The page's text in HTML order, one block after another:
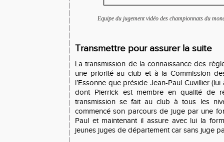
Equipe du jugement vidéo des championnats du
Transmettre pour assurer la suite
La transmission de la connaissance des
une priorité au club et à la Commission
l’Essonne que préside Jean-Paul Cuvillier
dont Pierrick est membre en qualité de
transmission se fait au club à tous les
commencé son parcours de juge par une
Paul et maintenant il assure avec lui la
jeunes juges de département car sans juge